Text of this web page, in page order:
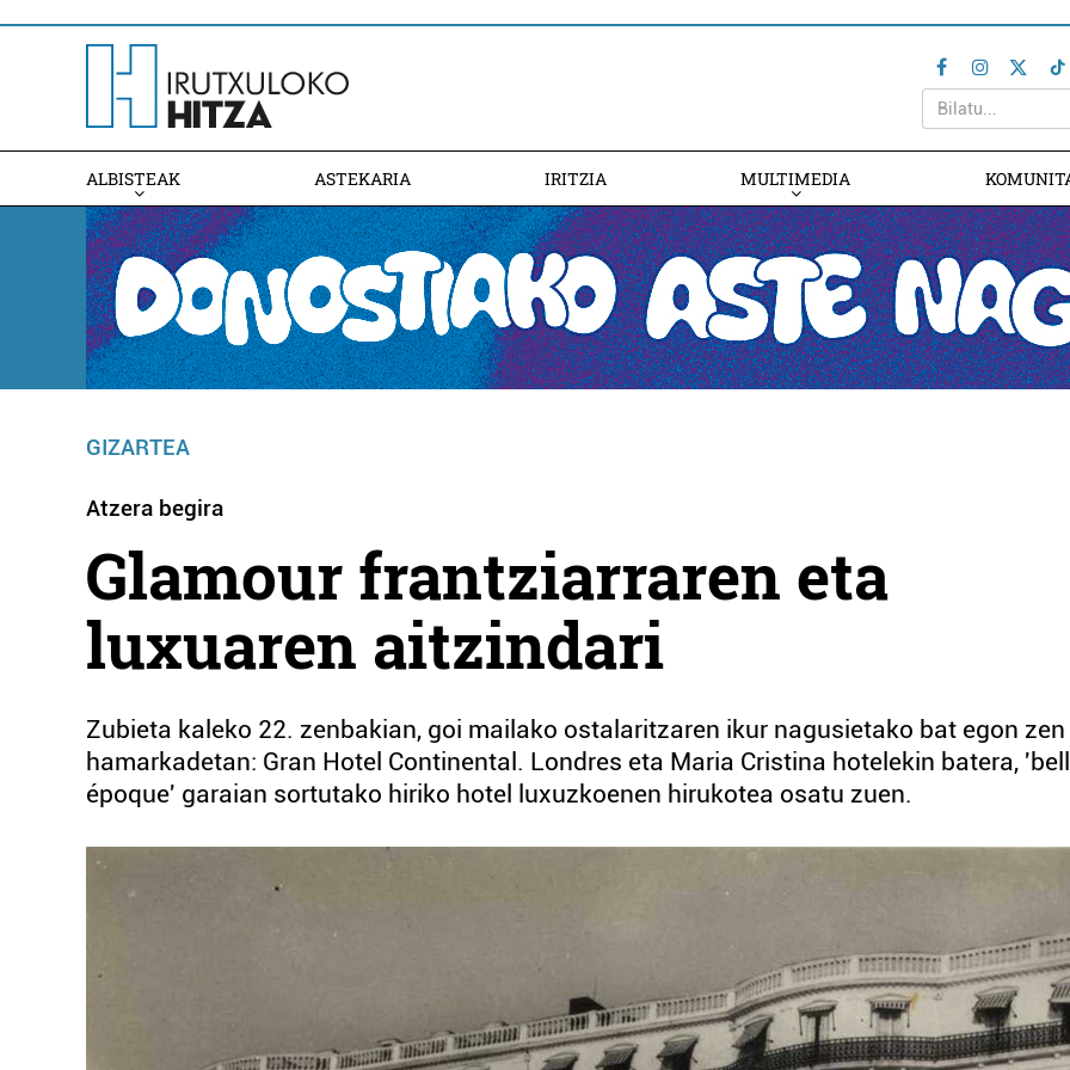
ALBISTEAK ASTEKARIA IRITZIA MULTIMEDIA
GIZARTEA
Atzera begira
Glamour frantziarraren eta
luxuaren aitzindari
Zubieta kaleko 22. zenbakian, goi mailako ostalaritzaren ikur nagusietako bat egon zen
hamarkadetan: Gran Hotel Continental. Londres eta Maria Cristina hotelekin batera,
époque' garaian sortutako hiriko hotel luxuzkoenen hirukotea osatu zuen.